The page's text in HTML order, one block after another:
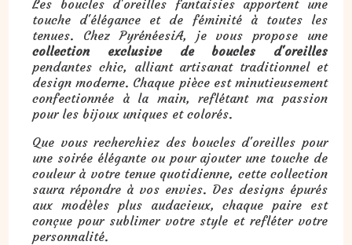
Les boucles d'oreilles fantaisies apportent une
touche d'élégance et de féminité à toutes les
tenues. Chez PyrénéesiA, je vous propose une
collection exclusive de boucles d'oreilles
pendantes chic, alliant artisanat traditionnel et
design moderne. Chaque pièce est minutieusement
confectionnée à la main, reflétant ma passion
pour les bijoux uniques et colorés.
Que vous recherchiez des boucles d'oreilles pour
une soirée élégante ou pour ajouter une touche de
couleur à votre tenue quotidienne, cette collection
saura répondre à vos envies. Des designs épurés
aux modèles plus audacieux, chaque paire est
conçue pour sublimer votre style et refléter votre
personnalité.